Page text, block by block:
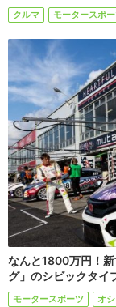
クルマ モータースポ
なんと1800万円！
グ」のシビックタイ
モータースポーツ オ